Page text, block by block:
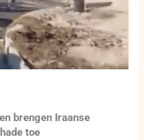
brengen Iraanse
toe